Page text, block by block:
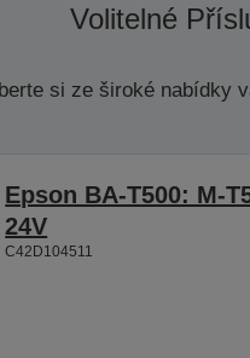
Volitelné
si ze široké nabídky
Epson BA-T500: M-
24V
C42D104511